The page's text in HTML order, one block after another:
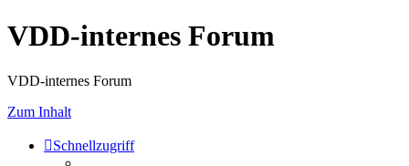
VDD-internes Forum
VDD-internes Forum
Zum Inhalt
Schnellzugriff